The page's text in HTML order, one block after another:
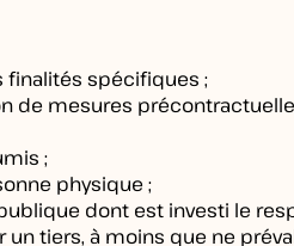
finalités spécifiques ;
de mesures
;
physique ;
dont est investi le
tiers, à moins que ne